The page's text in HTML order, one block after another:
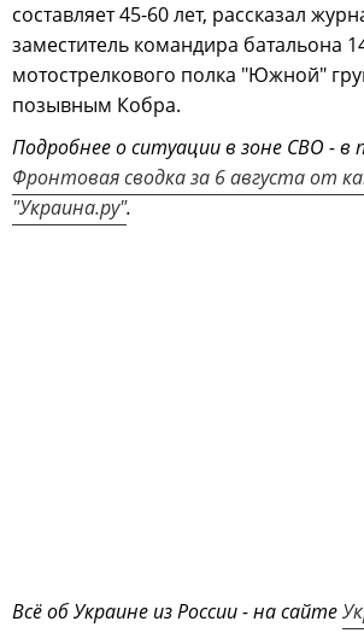
составляет 45-60 лет, рассказал
заместитель командира батальона
мотострелкового полка "Южной"
позывным Кобра.
Подробнее о ситуации в зоне СВО - в
Фронтовая сводка за 6 августа от
"Украина.ру".
Всё об Украине из России - на сайте